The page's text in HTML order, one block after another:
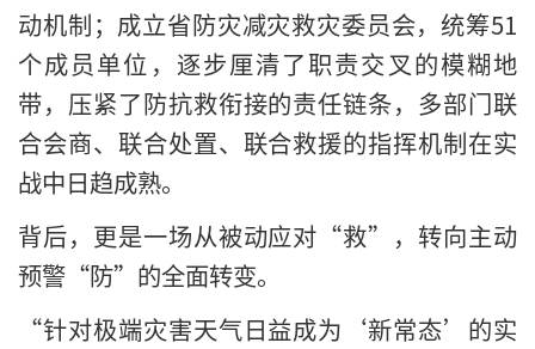
动机制；成立省防灾减灾救灾委员会，统筹51
个成员单位，逐步厘清了职责交叉的模糊地
带，压紧了防抗救衔接的责任链条，多部门联
合会商、联合处置、联合救援的指挥机制在实
战中日趋成熟。
背后，更是一场从被动应对“救”，转向主动
预警“防”的全面转变。
“针对极端灾害天气日益成为‘新常态’的实